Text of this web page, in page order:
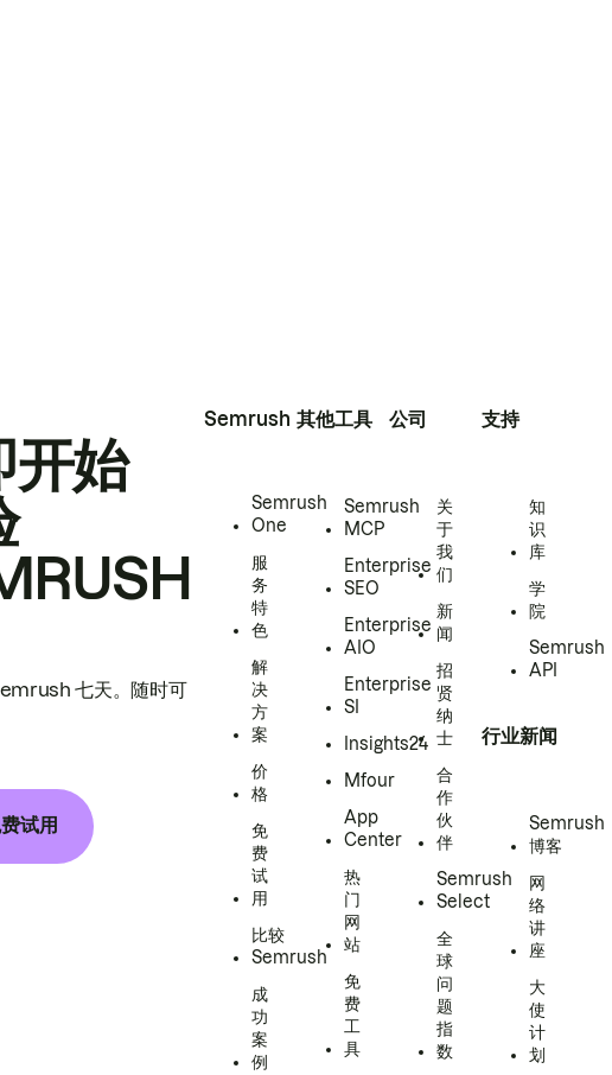
开始
七天。随时可
试用
Semrush
Semrush
One
服
务
特
色
解
决
方
案
价
格
免
费
试
用
比较
Semrush
成
功
案
例
其他工具
Semrush
MCP
Enterprise
SEO
Enterprise
AIO
Enterprise
SI
Insights24
Mfour
App
Center
热
门
网
站
免
费
工
具
公司
关
于
我
们
新
闻
招
贤
纳
士
合
作
伙
伴
Semrush
Select
全
球
问
题
指
数
支持
知
识
库
学
院
Semrush
API
行业新闻
Semrush
博客
网
络
讲
座
大
使
计
划